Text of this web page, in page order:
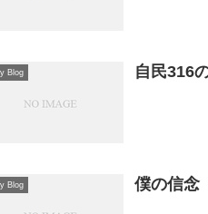
Blog 自民316
Blog 僕の信念